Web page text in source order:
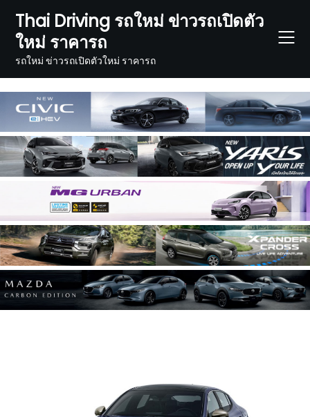
content
Thai Driving รถใหม่ ข่าวรถเปิดตัว
ใหม่ ราคารถ
รถใหม่ ข่าวรถเปิดตัวใหม่ ราคารถ